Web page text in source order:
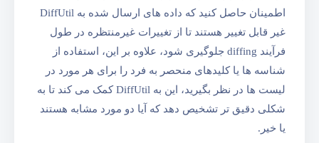
اطمینان حاصل کنید که داده های ارسال شده به DiffUtil
غیر قابل تغییر هستند تا از تغییرات غیرمنتظره در طول
فرآیند diffing جلوگیری شود، علاوه بر این، استفاده از
شناسه ها یا کلیدهای منحصر به فرد را برای هر مورد در
لیست ها در نظر بگیرید، این به DiffUtil کمک می کند تا به
شکلی دقیق تر تشخیص دهد که آیا دو مورد مشابه هستند
یا خیر.